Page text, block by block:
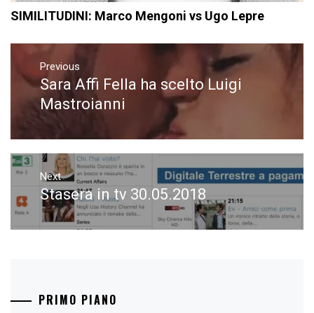
SIMILITUDINI: Marco Mengoni vs Ugo Lepre
Navigazione
articoli
Previous
Previous
post:
Sara Affi Fella ha scelto Luigi
Mastroianni
Next
Next
post:
Stasera in tv 30.05.2018
PRIMO PIANO